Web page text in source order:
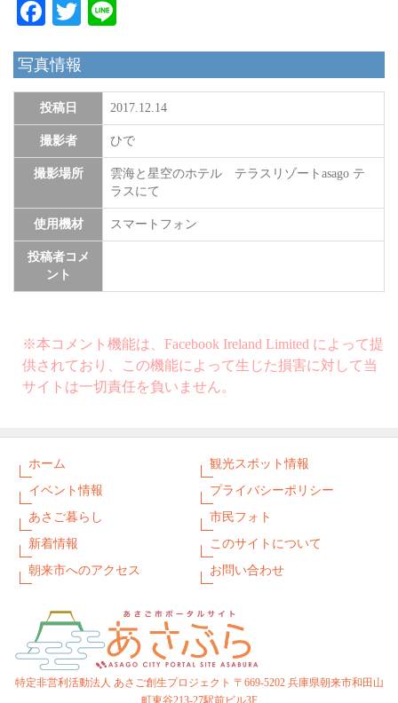
Facebook
Twitter
写真情報
投稿日 2017.12.14
撮影者 ひで
撮影場所
雲海と星空のホテル テラスリゾートasago テ
ラスにて
使用機材 スマートフォン
投稿者コメ
ント
※本コメント機能は、Facebook Ireland Limited によって提
供されており、この機能によって生じた損害に対して当
サイトは一切責任を負いません。
ホーム
観光スポット情報
イベント情報
プライバシーポリシー
あさご暮らし
市民フォト
新着情報
このサイトについて
朝来市へのアクセス
お問い合わせ
特定非営利活動法人 あさご創生プロジェクト 〒669-5202 兵庫県朝来市和田山